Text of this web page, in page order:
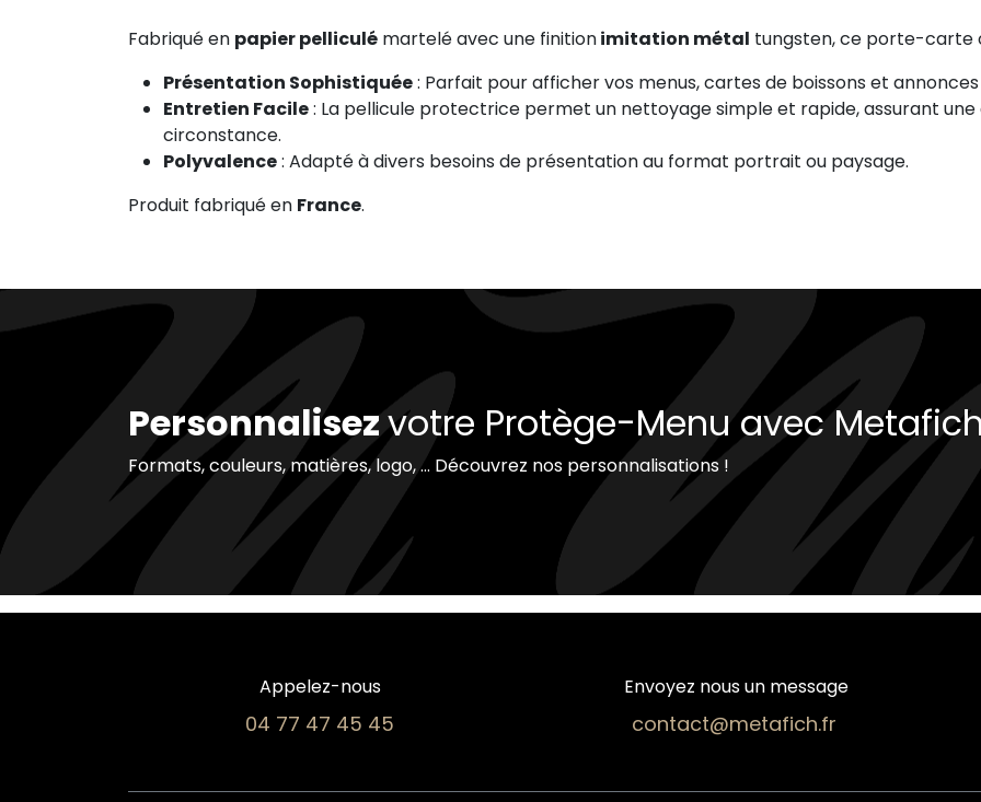
Fabriqué en papier pelliculé martelé avec une finitionimitation métal tungsten, ce porte-carte
Présentation Sophistiquée: Parfait pour afficher vos menus, cartes de boissons et
Entretien Facile: La pellicule protectrice permet un nettoyage simple et rapide, assurant
circonstance.
Polyvalence: Adapté à divers besoins de présentation au format portrait ou paysage.
Produit fabriqué en France.
Personnalisezvotre Protège-Menu avec
Formats, couleurs, matières, logo, ... Découvrez nos personnalisations !
Appelez-nous
04 77 47 45 45​
Envoyez nous un message
contact@metafich.fr